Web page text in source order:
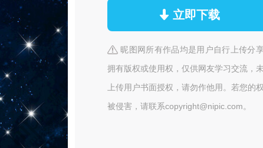
立即下载
昵图网所有作品均是用户自行上传分
拥有版权或使用权，仅供网友学习交流，
上传用户书面授权，请勿作他用。若您的
被侵害，请联系copyright@nipic.com。